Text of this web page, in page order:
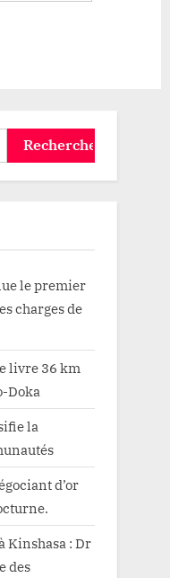
le premier
charges de
livre 36 km
Doka
la
d’or
Kinshasa : Dr
des